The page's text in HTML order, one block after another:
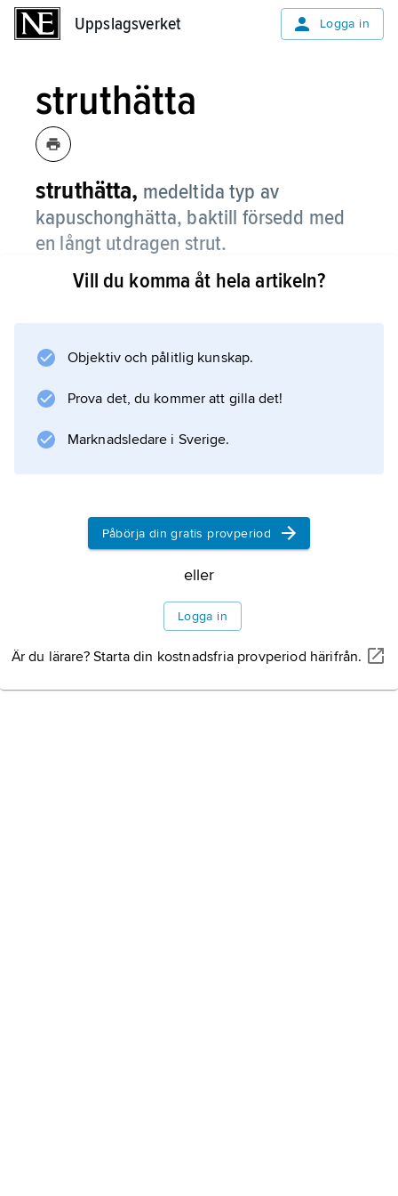
Uppslagsverket Logga in
struthätta
struthätta, medeltida typ av
kapuschonghätta, baktill försedd med
en långt utdragen strut.
Hättan var vidsydd ett kragliknande axelslag
struthättan känd från Bockstensmannens
Vill du komma åt hela artikeln?
Objektiv och pålitlig kunskap.
Prova det, du kommer att gilla det!
Marknadsledare i Sverige.
Påbörja din gratis provperiod
eller
Logga in
Är du lärare? Starta din kostnadsfria provperiod härifrån.